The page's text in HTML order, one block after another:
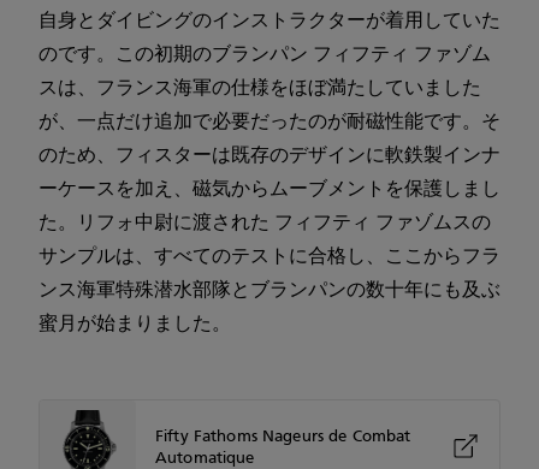
自身とダイビングのインストラクターが着用していた
のです。この初期のブランパン フィフティ ファゾム
スは、フランス海軍の仕様をほぼ満たしていました
が、一点だけ追加で必要だったのが耐磁性能です。そ
のため、フィスターは既存のデザインに軟鉄製インナ
ーケースを加え、磁気からムーブメントを保護しまし
た。リフォ中尉に渡された フィフティ ファゾムスの
サンプルは、すべてのテストに合格し、ここからフラ
ンス海軍特殊潜水部隊とブランパンの数十年にも及ぶ
蜜月が始まりました。
Fifty Fathoms Nageurs de Combat
Automatique